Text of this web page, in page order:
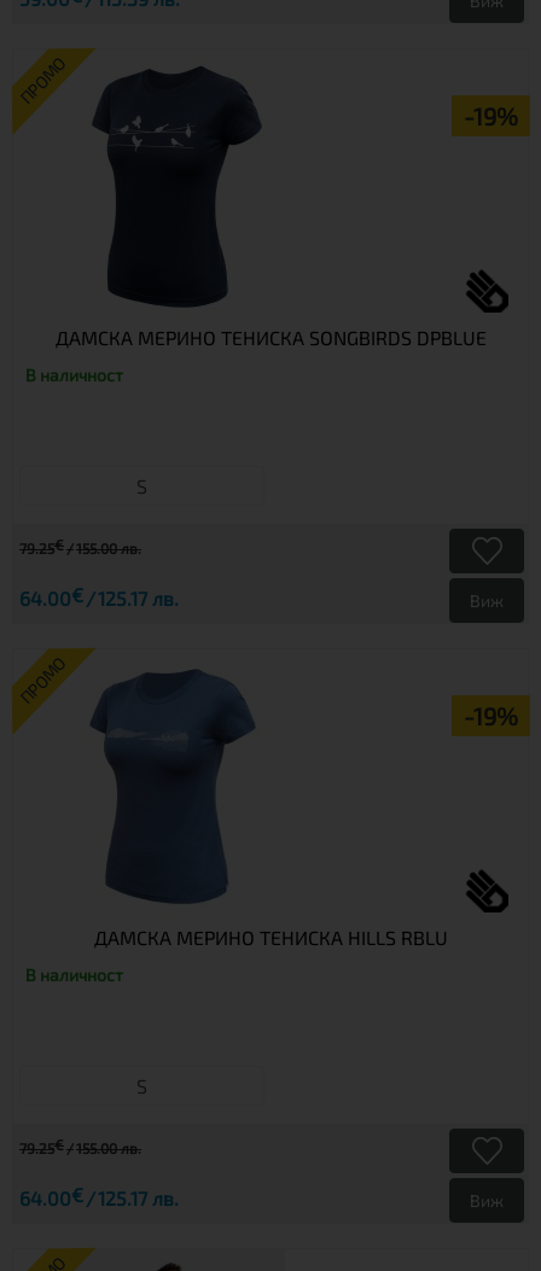
ПРОМО
-19%
ДАМСКА МЕРИНО ТЕНИСКА SONGBIRDS DPBLUE
В наличност
S
79.25€ 155.00 лв.
64.00€ 125.17 лв. Виж
ПРОМО
-19%
ДАМСКА МЕРИНО ТЕНИСКА HILLS RBLU
В наличност
S
79.25€ 155.00 лв.
64.00€ 125.17 лв. Виж